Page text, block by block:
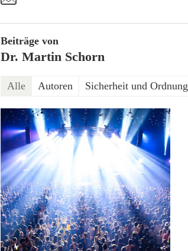
Beiträge von
Dr. Martin Schorn
Alle Autoren Sicherheit und Ordnung